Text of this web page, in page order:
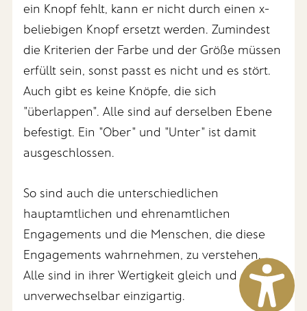
ein Knopf fehlt, kann er nicht durch einen x-
beliebigen Knopf ersetzt werden. Zumindest
die Kriterien der Farbe und der Größe müssen
erfüllt sein, sonst passt es nicht und es stört.
Auch gibt es keine Knöpfe, die sich
"überlappen". Alle sind auf derselben Ebene
befestigt. Ein "Ober" und "Unter" ist damit
ausgeschlossen.
So sind auch die unterschiedlichen
hauptamtlichen und ehrenamtlichen
Engagements und die Menschen, die diese
Engagements wahrnehmen, zu verstehen.
Alle sind in ihrer Wertigkeit gleich und
unverwechselbar einzigartig.